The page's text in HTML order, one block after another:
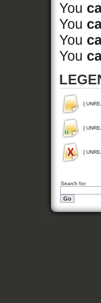
You
You
You
You
{
{
{
Search for: